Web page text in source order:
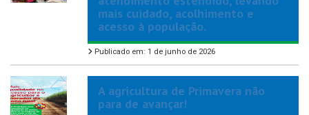
mais cuidado, acolhimento e
acesso à população.
Publicado em: 1 de junho de 2026
A agricultura de Primavera não
para de avançar!